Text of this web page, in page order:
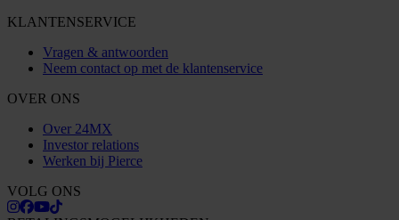
KLANTENSERVICE
Vragen & antwoorden
Neem contact op met de klantenservice
OVER ONS
Over 24MX
Investor relations
Werken bij Pierce
VOLG ONS